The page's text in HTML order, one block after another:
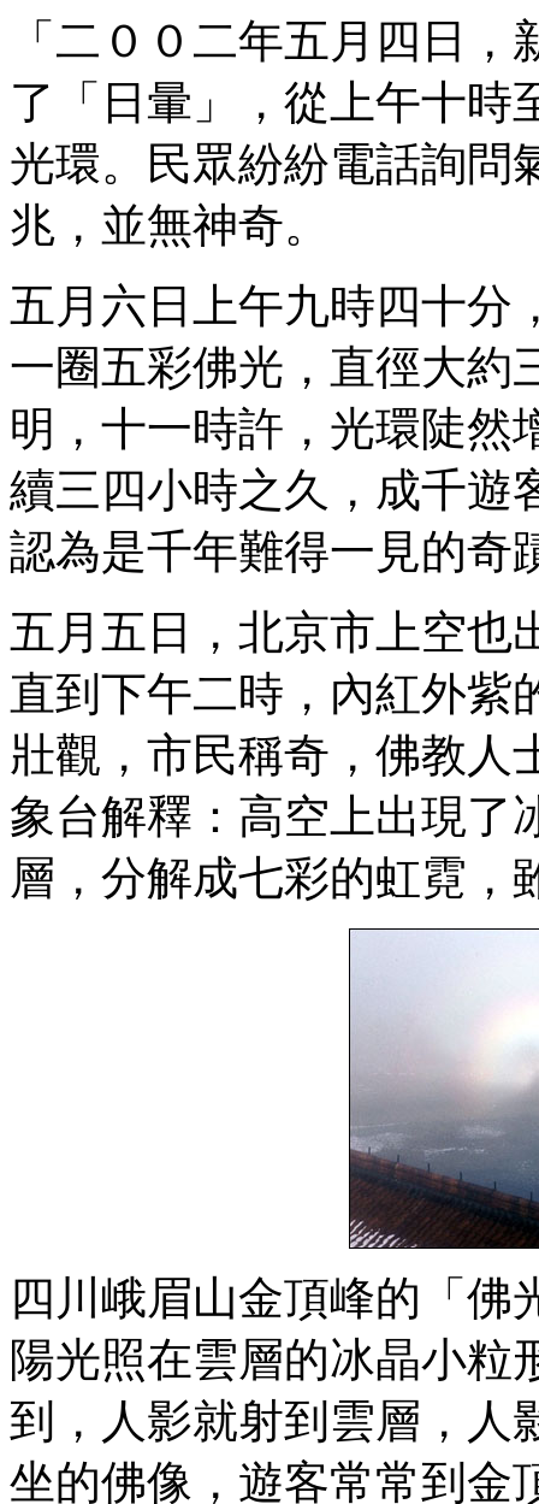
「二００二年五月四日
了「日暈」，從上午十時
光環。民眾紛紛電話詢問
兆，並無神奇。
五月六日上午九時四十分
一圈五彩佛光，直徑大約
明，十一時許，光環陡然
續三四小時之久，成千遊
認為是千年難得一見的奇
五月五日，北京市上空也
直到下午二時，內紅外紫
壯觀，市民稱奇，佛教人
象台解釋：高空上出現了
層，分解成七彩的虹霓，
四川峨眉山金頂峰的「佛
陽光照在雲層的冰晶小粒
到，人影就射到雲層，人
坐的佛像，遊客常常到金